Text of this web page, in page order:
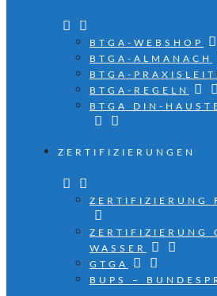
BTGA-WEBSHOP
BTGA-ALMANACH
BTGA-
BTGA-REGELN
BTGA DIN-
ZERTIFIZIERUNGEN
ZERTIFIZIERUNG
ZERTIFIZIERUNG
WASSER
GTGA
BUPS –